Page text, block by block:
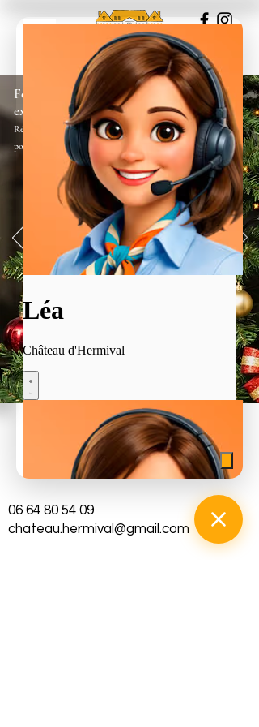
Fêtez Noël dans un lieu
exceptionnel...!
Réserver l'ensemble du château en privatisation
pour vous et votre famille
Château d'Hermival
2686 Route de Cormeilles
14100 Hermival-les-Vaux
06 64 80 54 09
chateau.hermival@gmail.com